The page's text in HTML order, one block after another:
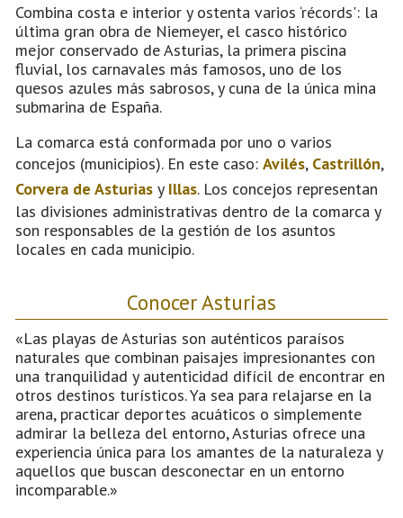
Combina costa e interior y ostenta varios ‘récords': la
última gran obra de Niemeyer, el casco histórico
mejor conservado de Asturias, la primera piscina
fluvial, los carnavales más famosos, uno de los
quesos azules más sabrosos, y cuna de la única mina
submarina de España.
La comarca está conformada por uno o varios
concejos (municipios). En este caso: Avilés, Castrillón,
Corvera de Asturias y Illas. Los concejos representan
las divisiones administrativas dentro de la comarca y
son responsables de la gestión de los asuntos
locales en cada municipio.
Conocer Asturias
«Las playas de Asturias son auténticos paraísos
naturales que combinan paisajes impresionantes con
una tranquilidad y autenticidad difícil de encontrar en
otros destinos turísticos. Ya sea para relajarse en la
arena, practicar deportes acuáticos o simplemente
admirar la belleza del entorno, Asturias ofrece una
experiencia única para los amantes de la naturaleza y
aquellos que buscan desconectar en un entorno
incomparable.»